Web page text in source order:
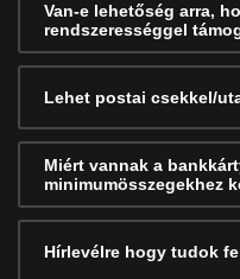
Van-e lehetőség arra,
rendszerességgel
Lehet postai csekkel/
Miért vannak a
minimumösszegekhez
Hírlevélre hogy tudok